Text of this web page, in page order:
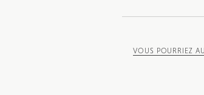
VOUS POURRIEZ